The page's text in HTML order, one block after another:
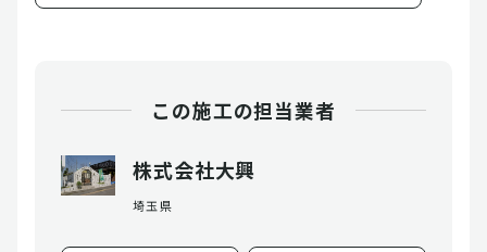
この施工の担当業者
株式会社大興
埼玉県